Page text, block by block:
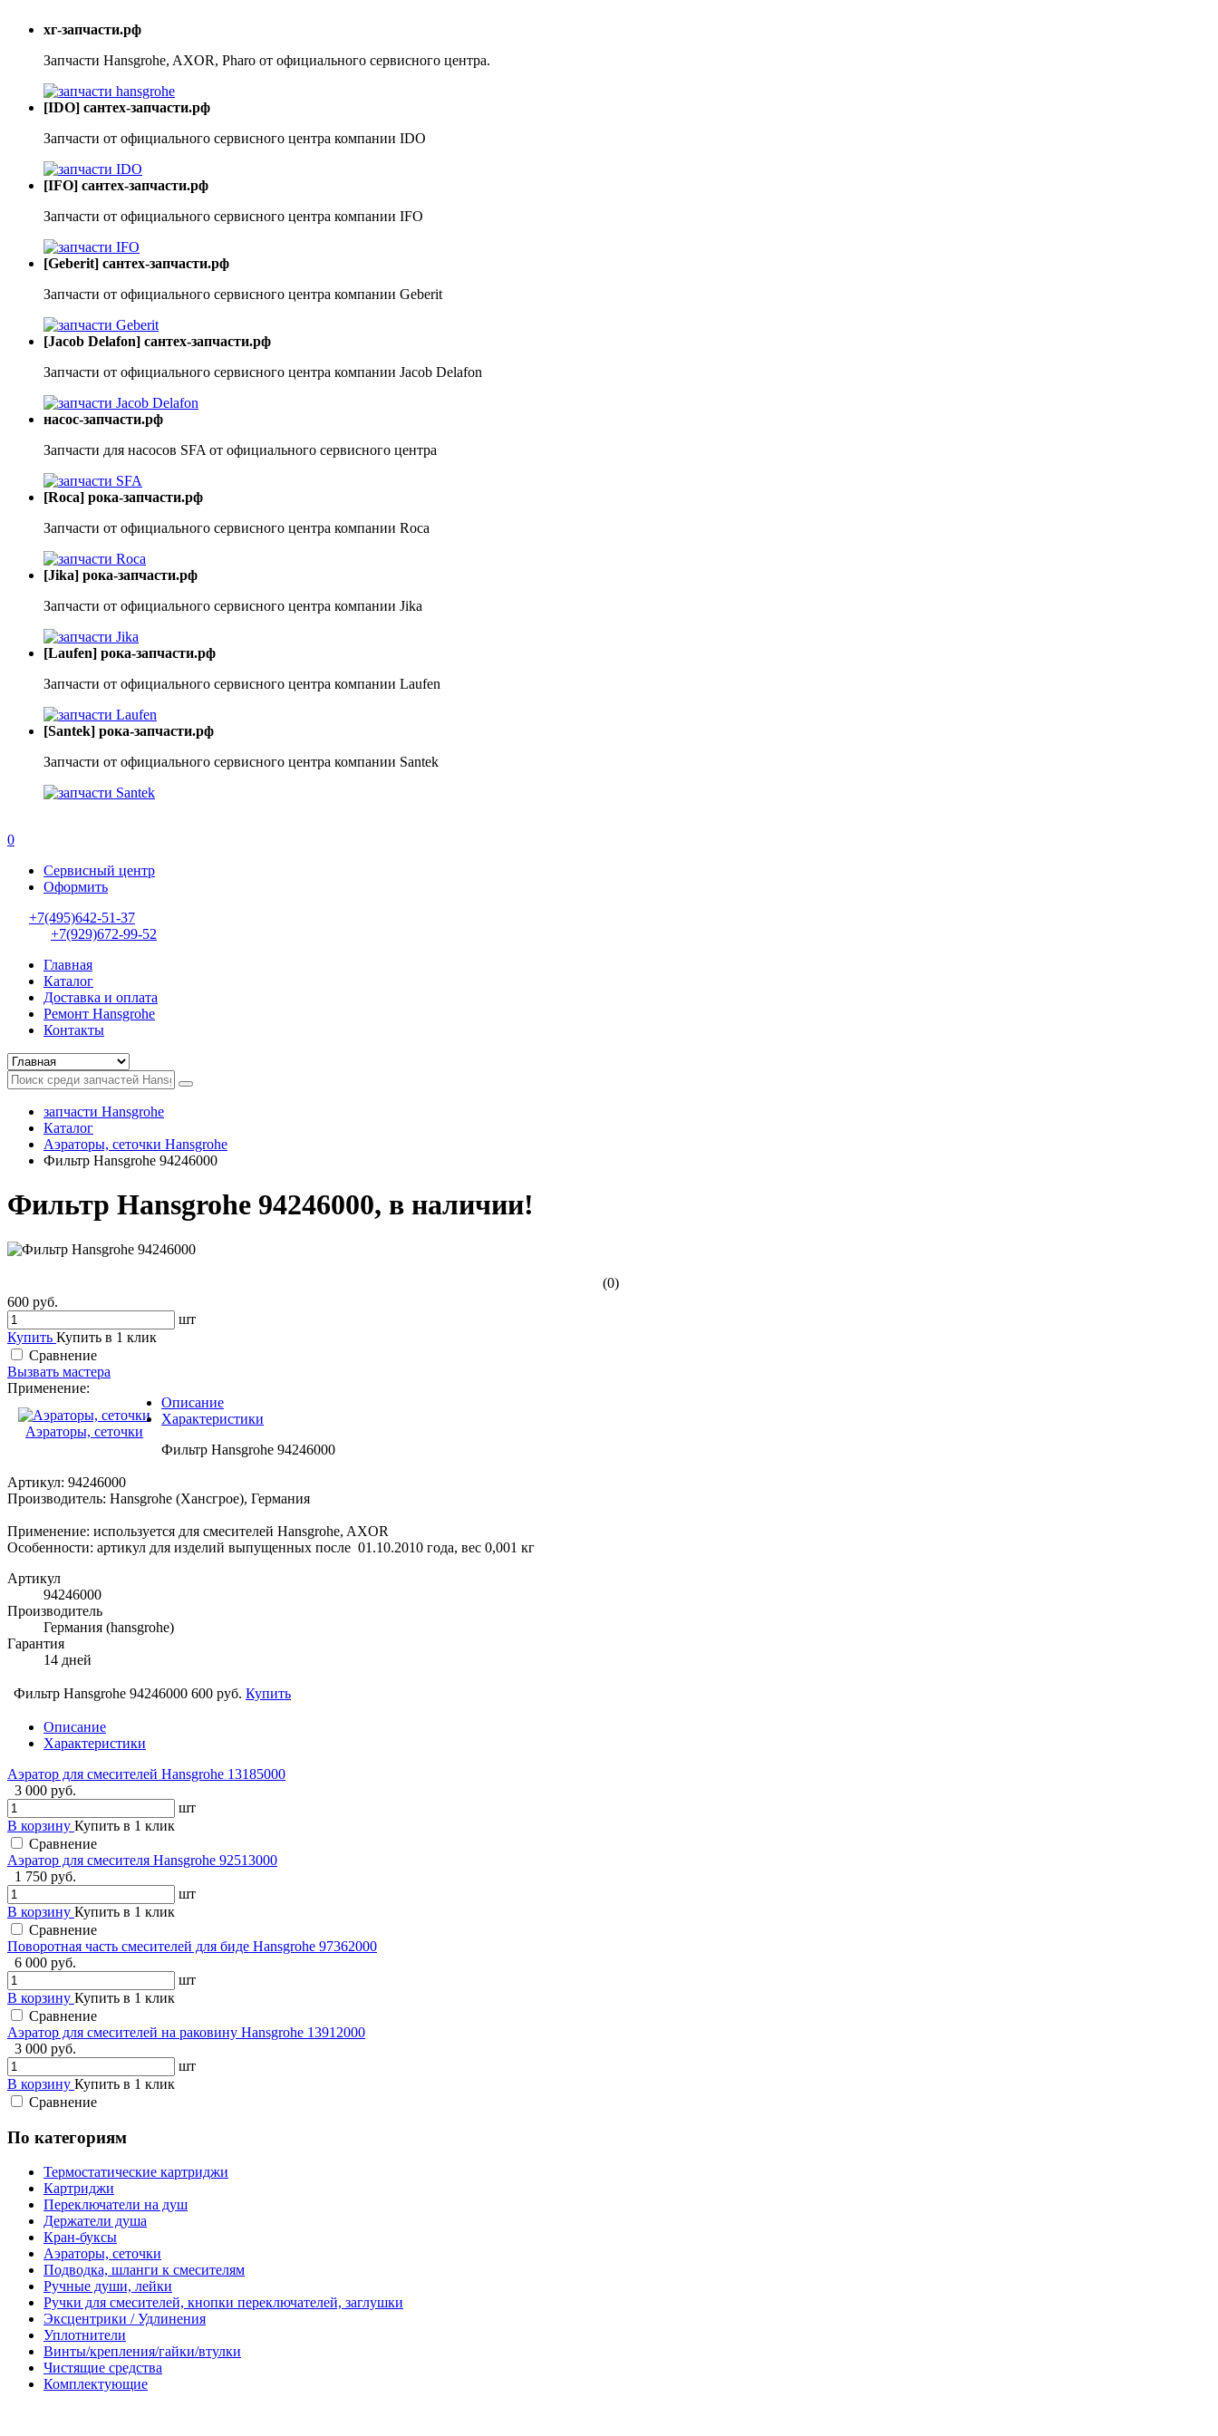
хг-запчасти.рф
Запчасти Hansgrohe, AXOR, Pharo от официального сервисного центра.
[IDO] сантех-запчасти.рф
Запчасти от официального сервисного центра компании IDO
[IFO] сантех-запчасти.рф
Запчасти от официального сервисного центра компании IFO
[Geberit] сантех-запчасти.рф
Запчасти от официального сервисного центра компании Geberit
[Jacob Delafon] сантех-запчасти.рф
Запчасти от официального сервисного центра компании Jacob Delafon
насос-запчасти.рф
Запчасти для насосов SFA от официального сервисного центра
[Roca] рока-запчасти.рф
Запчасти от официального сервисного центра компании Roca
[Jika] рока-запчасти.рф
Запчасти от официального сервисного центра компании Jika
[Laufen] рока-запчасти.рф
Запчасти от официального сервисного центра компании Laufen
[Santek] рока-запчасти.рф
Запчасти от официального сервисного центра компании Santek
0
Сервисный центр
Оформить
+7(495)642-51-37
+7(929)672-99-52
Главная
Каталог
Доставка и оплата
Ремонт Hansgrohe
Контакты
запчасти Hansgrohe
Каталог
Аэраторы, сеточки Hansgrohe
Фильтр Hansgrohe 94246000
Фильтр Hansgrohe 94246000, в наличии!
(0)
600 руб.
шт
Купить Купить в 1 клик
Сравнение
Вызвать мастера
Применение:
Аэраторы, сеточки
Описание
Характеристики
Фильтр Hansgrohe 94246000
Артикул: 94246000
Производитель: Hansgrohe (Хансгрое), Германия
Применение: используется для смесителей Hansgrohe, AXOR
Особенности: артикул для изделий выпущенных после 01.10.2010 года, вес 0,001 кг
Артикул
94246000
Производитель
Германия (hansgrohe)
Гарантия
14 дней
Фильтр Hansgrohe 94246000 600 руб. Купить
Описание
Характеристики
Аэратор для смесителей Hansgrohe 13185000
3 000 руб.
шт
В корзину Купить в 1 клик
Сравнение
Аэратор для смесителя Hansgrohe 92513000
1 750 руб.
шт
В корзину Купить в 1 клик
Сравнение
Поворотная часть смесителей для биде Hansgrohe 97362000
6 000 руб.
шт
В корзину Купить в 1 клик
Сравнение
Аэратор для смесителей на раковину Hansgrohe 13912000
3 000 руб.
шт
В корзину Купить в 1 клик
Сравнение
По категориям
Термостатические картриджи
Картриджи
Переключатели на душ
Держатели душа
Кран-буксы
Аэраторы, сеточки
Подводка, шланги к смесителям
Ручные души, лейки
Ручки для смесителей, кнопки переключателей, заглушки
Эксцентрики / Удлинения
Уплотнители
Винты/крепления/гайки/втулки
Чистящие средства
Комплектующие